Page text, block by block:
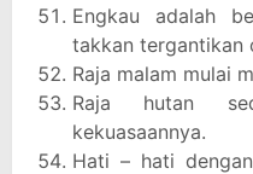
Engkau adalah
takkan tergantikan
Raja malam mulai
Raja hutan
kekuasaannya.
Hati – hati